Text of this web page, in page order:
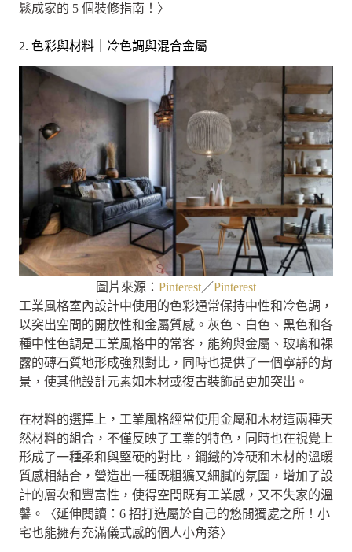
鬆成家的 5 個裝修指南！〉
2. 色彩與材料｜冷色調與混合金屬
圖片來源： Pinterest／Pinterest
工業風格室內設計中使用的色彩通常保持中性和冷色調，
以突出空間的開放性和金屬質感。灰色、白色、黑色和各
種中性色調是工業風格中的常客，能夠與金屬、玻璃和裸
露的磚石質地形成強烈對比，同時也提供了一個寧靜的背
景，使其他設計元素如木材或復古裝飾品更加突出。
在材料的選擇上，工業風格經常使用金屬和木材這兩種天
然材料的組合，不僅反映了工業的特色，同時也在視覺上
形成了一種柔和與堅硬的對比，鋼鐵的冷硬和木材的溫暖
質感相結合，營造出一種既粗獷又細膩的氛圍，增加了設
計的層次和豐富性，使得空間既有工業感，又不失家的溫
馨。〈延伸閱讀：6 招打造屬於自己的悠閒獨處之所！小
宅也能擁有充滿儀式感的個人小角落〉